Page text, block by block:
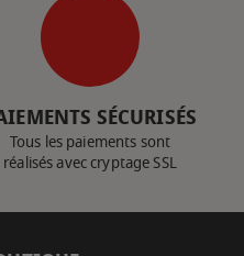
SÉCURISÉS
Tous les paiements sont
réalisés avec cryptage SSL